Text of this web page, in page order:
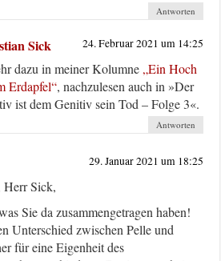
Antworten
Sick 24. Februar 2021 um 14:25
dazu in meiner Kolumne„Ein Hoch
Erdapfel“, nachzulesen auch in »Der
ist dem Genitiv sein Tod – Folge 3«.
Antworten
29. Januar 2021 um 18:25
Herr Sick,
Sie da zusammengetragen haben!
Unterschied zwischen Pelle und
für eine Eigenheit des